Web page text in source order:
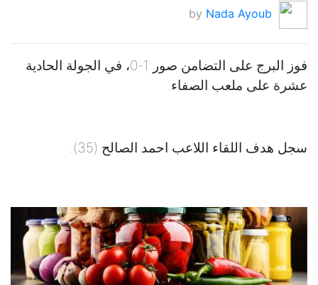
by Nada Ayoub
فوز البرج على التضامن صور 1-0، في الجولة الحادية
عشرة على ملعب الصفاء.
سجل هدف اللقاء اللاعب احمد الصالح (35).